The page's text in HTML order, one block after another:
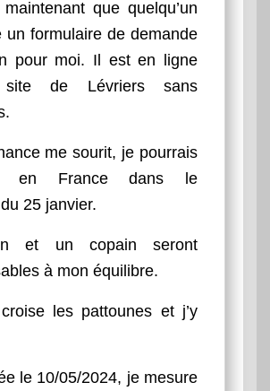
maintenant que quelqu’un
un formulaire de demande
pour moi. Il est en ligne
de Lévriers sans
me sourit, je pourrais
en France dans le
25 janvier.
et un copain seront
à mon équilibre.
les pattounes et j’y
le 10/05/2024, je mesure